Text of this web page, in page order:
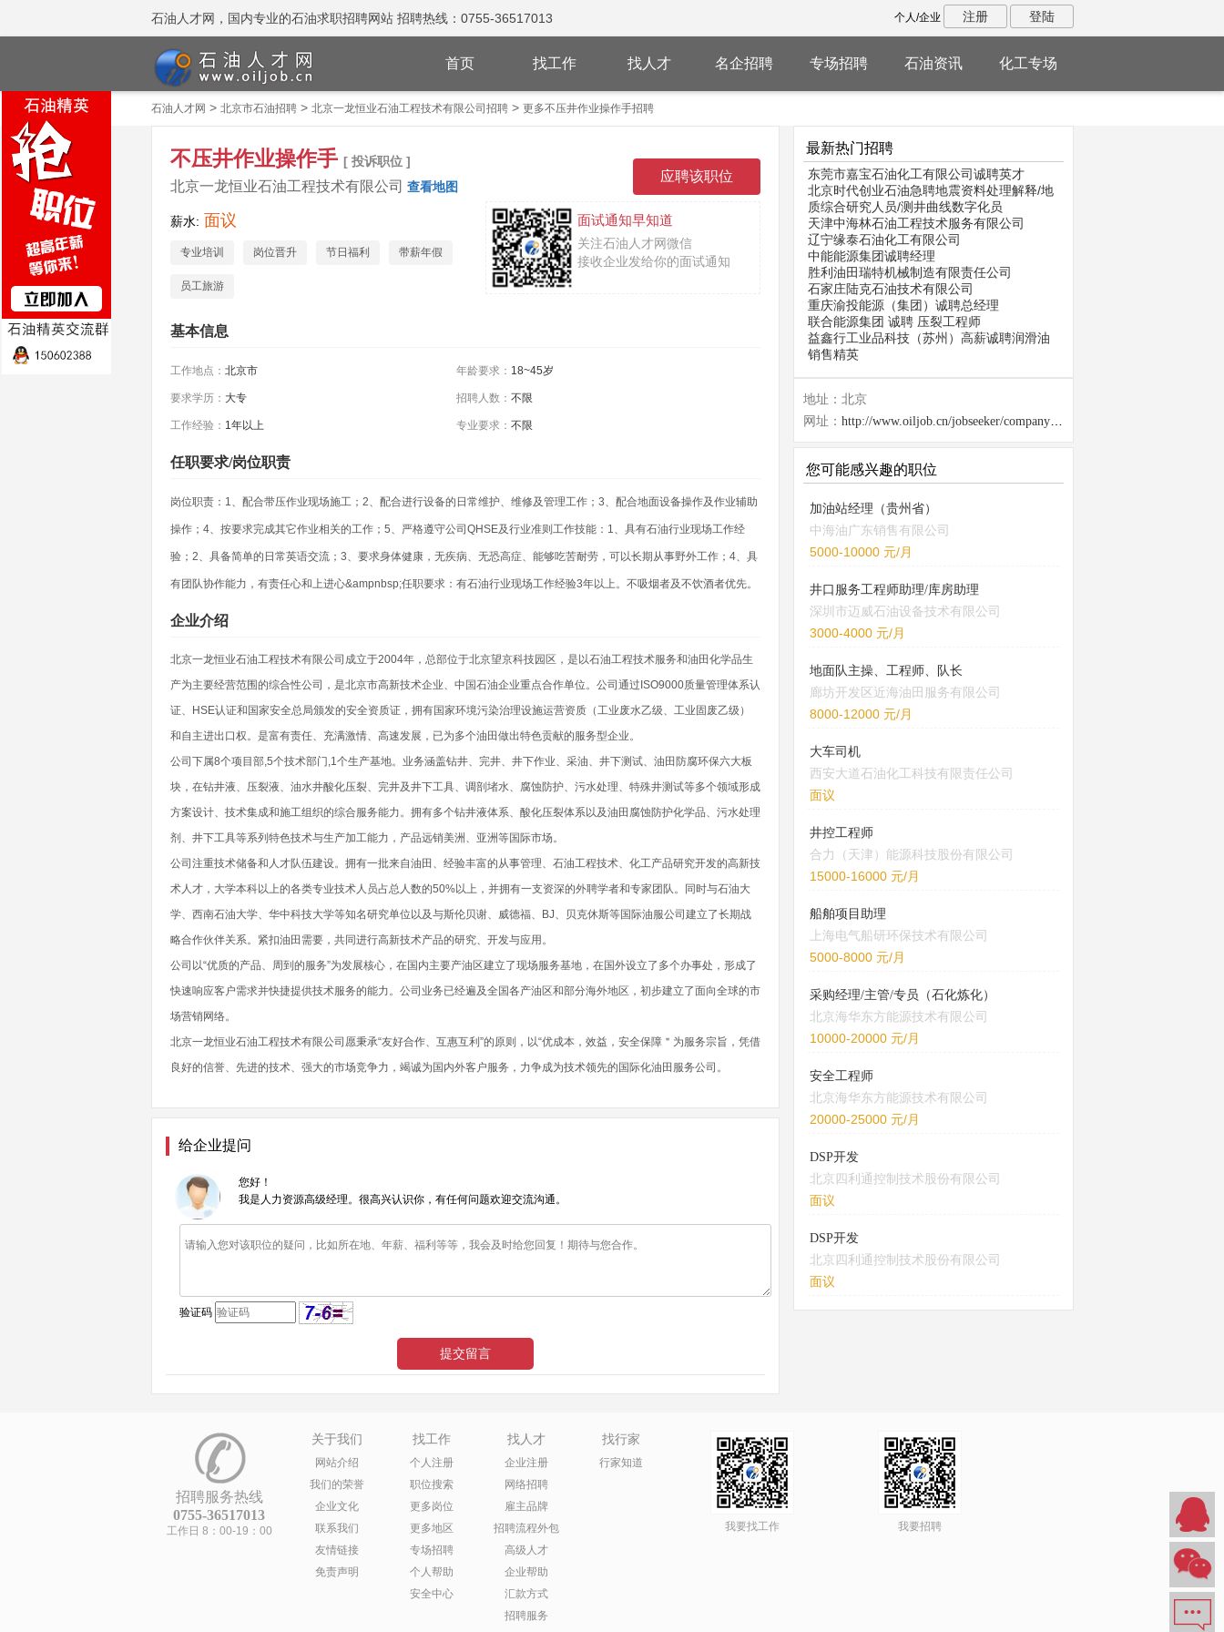
石油人才网，国内专业的石油求职招聘网站 招聘热线：0755-36517013 个人/企业 注册 登陆
首页 找工作 找人才 名企招聘 专场招聘 石油资讯 化工专场
石油人才网 > 北京市石油招聘> 北京一龙恒业石油工程技术有限公司招聘> 更多不压井作业操作手招聘
不压井作业操作手 [ 投诉职位 ]
北京一龙恒业石油工程技术有限公司 查看地图
薪水: 面议 面试通知早知道
关注石油人才网微信
接收企业发给你的面试通知
专业培训 岗位晋升 节日福利 带薪年假
员工旅游
基本信息
工作地点： 北京市 年龄要求： 18~45岁
要求学历： 大专 招聘人数： 不限
工作经验： 1年以上 专业要求： 不限
任职要求/岗位职责
岗位职责：1、配合带压作业现场施工；2、配合进行设备的日常维护、维修及管理工作；3、配合地面设备操作及作业辅助
操作；4、按要求完成其它作业相关的工作；5、严格遵守公司QHSE及行业准则工作技能：1、具有石油行业现场工作经
验；2、具备简单的日常英语交流；3、要求身体健康，无疾病、无恐高症、能够吃苦耐劳，可以长期从事野外工作；4、具
有团队协作能力，有责任心和上进心&ampnbsp;任职要求：有石油行业现场工作经验3年以上。不吸烟者及不饮酒者优先。
企业介绍
北京一龙恒业石油工程技术有限公司成立于2004年，总部位于北京望京科技园区，是以石油工程技术服务和油田化学品生
产为主要经营范围的综合性公司，是北京市高新技术企业、中国石油企业重点合作单位。公司通过ISO9000质量管理体系认
证、HSE认证和国家安全总局颁发的安全资质证，拥有国家环境污染治理设施运营资质（工业废水乙级、工业固废乙级）
和自主进出口权。是富有责任、充满激情、高速发展，已为多个油田做出特色贡献的服务型企业。
公司下属8个项目部,5个技术部门,1个生产基地。业务涵盖钻井、完井、井下作业、采油、井下测试、油田防腐环保六大板
块，在钻井液、压裂液、油水井酸化压裂、完井及井下工具、调剖堵水、腐蚀防护、污水处理、特殊井测试等多个领域形成
方案设计、技术集成和施工组织的综合服务能力。拥有多个钻井液体系、酸化压裂体系以及油田腐蚀防护化学品、污水处理
剂、井下工具等系列特色技术与生产加工能力，产品远销美洲、亚洲等国际市场。
公司注重技术储备和人才队伍建设。拥有一批来自油田、经验丰富的从事管理、石油工程技术、化工产品研究开发的高新技
术人才，大学本科以上的各类专业技术人员占总人数的50%以上，并拥有一支资深的外聘学者和专家团队。同时与石油大
学、西南石油大学、华中科技大学等知名研究单位以及与斯伦贝谢、威德福、BJ、贝克休斯等国际油服公司建立了长期战
略合作伙伴关系。紧扣油田需要，共同进行高新技术产品的研究、开发与应用。
公司以“优质的产品、周到的服务”为发展核心，在国内主要产油区建立了现场服务基地，在国外设立了多个办事处，形成了
快速响应客户需求并快捷提供技术服务的能力。公司业务已经遍及全国各产油区和部分海外地区，初步建立了面向全球的市
场营销网络。
北京一龙恒业石油工程技术有限公司愿秉承“友好合作、互惠互利”的原则，以“优成本，效益，安全保障＂为服务宗旨，凭借
良好的信誉、先进的技术、强大的市场竞争力，竭诚为国内外客户服务，力争成为技术领先的国际化油田服务公司。
给企业提问
您好！
我是人力资源高级经理。很高兴认识你，有任何问题欢迎交流沟通。
验证码
最新热门招聘
东莞市嘉宝石油化工有限公司诚聘英才
北京时代创业石油急聘地震资料处理解释/地
质综合研究人员/测井曲线数字化员
天津中海林石油工程技术服务有限公司
辽宁缘泰石油化工有限公司
中能能源集团诚聘经理
胜利油田瑞特机械制造有限责任公司
石家庄陆克石油技术有限公司
重庆渝投能源（集团）诚聘总经理
联合能源集团 诚聘 压裂工程师
益鑫行工业品科技（苏州）高薪诚聘润滑油
销售精英
地址：北京
网址： http://www.oiljob.cn/jobseeker/company/855.html
您可能感兴趣的职位
加油站经理（贵州省）
中海油广东销售有限公司
5000-10000 元/月
井口服务工程师助理/库房助理
深圳市迈威石油设备技术有限公司
3000-4000 元/月
地面队主操、工程师、队长
廊坊开发区近海油田服务有限公司
8000-12000 元/月
大车司机
西安大道石油化工科技有限责任公司
面议
井控工程师
合力（天津）能源科技股份有限公司
15000-16000 元/月
船舶项目助理
上海电气船研环保技术有限公司
5000-8000 元/月
采购经理/主管/专员（石化炼化）
北京海华东方能源技术有限公司
10000-20000 元/月
安全工程师
北京海华东方能源技术有限公司
20000-25000 元/月
DSP开发
北京四利通控制技术股份有限公司
面议
DSP开发
北京四利通控制技术股份有限公司
面议
招聘服务热线
0755-36517013
工作日 8：00-19：00
关于我们
网站介绍
我们的荣誉
企业文化
联系我们
友情链接
免责声明
找工作
个人注册
职位搜索
更多岗位
更多地区
专场招聘
个人帮助
安全中心
找人才
企业注册
网络招聘
雇主品牌
招聘流程外包
高级人才
企业帮助
汇款方式
招聘服务
找行家
行家知道
我要找工作 我要招聘